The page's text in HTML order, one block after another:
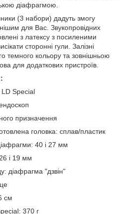
діафрагмою.
(3 набори) дадуть змогу
для Вас. Звукопровідних
з латексу з посиленими
сторонні гули. Залізні
темного кольору та зовнішньою
для додаткових пристроїв.
LD Special
призначення
головка: сплав/пластик
40 і 27 мм
і 19 мм
діафрагма "дзвін"
см
370 г